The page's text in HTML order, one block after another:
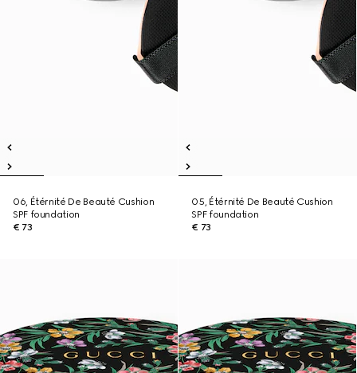
06, Étérnité De Beauté Cushion
SPF foundation
€ 73
05, Étérnité De Beauté Cushion
SPF foundation
€ 73